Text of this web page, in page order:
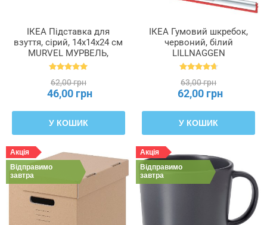
ІКЕА Підставка для
взуття, сірий, 14x14x24 см
MURVEL МУРВЕЛЬ,
204.348.32
62,00 грн
46,00 грн
У КОШИК
ІКЕА Гумовий шкребок,
червоний, білий
LILLNAGGEN
ЛІЛЛЬНАГЕН, 402.435.96
63,00 грн
62,00 грн
У КОШИК
Акція
Відправимо
завтра
Акція
Відправимо
завтра